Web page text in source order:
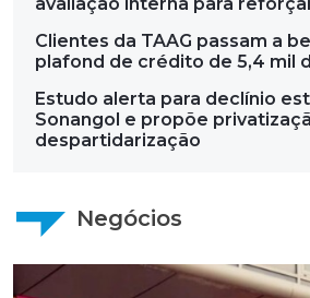
avaliação interna para
Clientes da TAAG passam a
plafond de crédito de 5,4 mil
Estudo alerta para declínio
Sonangol e propõe
despartidarização
Negócios